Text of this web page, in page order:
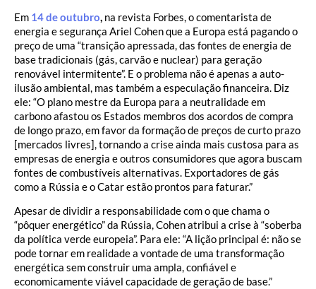
Em 14 de outubro, na revista Forbes, o comentarista de
energia e segurança Ariel Cohen que a Europa está pagando o
preço de uma “transição apressada, das fontes de energia de
base tradicionais (gás, carvão e nuclear) para geração
renovável intermitente”. E o problema não é apenas a auto-
ilusão ambiental, mas também a especulação financeira. Diz
ele: “O plano mestre da Europa para a neutralidade em
carbono afastou os Estados membros dos acordos de compra
de longo prazo, em favor da formação de preços de curto prazo
[mercados livres], tornando a crise ainda mais custosa para as
empresas de energia e outros consumidores que agora buscam
fontes de combustíveis alternativas. Exportadores de gás
como a Rússia e o Catar estão prontos para faturar.”
Apesar de dividir a responsabilidade com o que chama o
“pôquer energético” da Rússia, Cohen atribui a crise à “soberba
da política verde europeia”. Para ele: “A lição principal é: não se
pode tornar em realidade a vontade de uma transformação
energética sem construir uma ampla, confiável e
economicamente viável capacidade de geração de base.”